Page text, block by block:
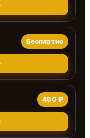
Бесплатно
450 ₽